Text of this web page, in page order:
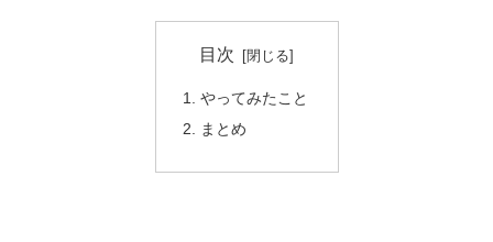
目次
やってみたこと
まとめ